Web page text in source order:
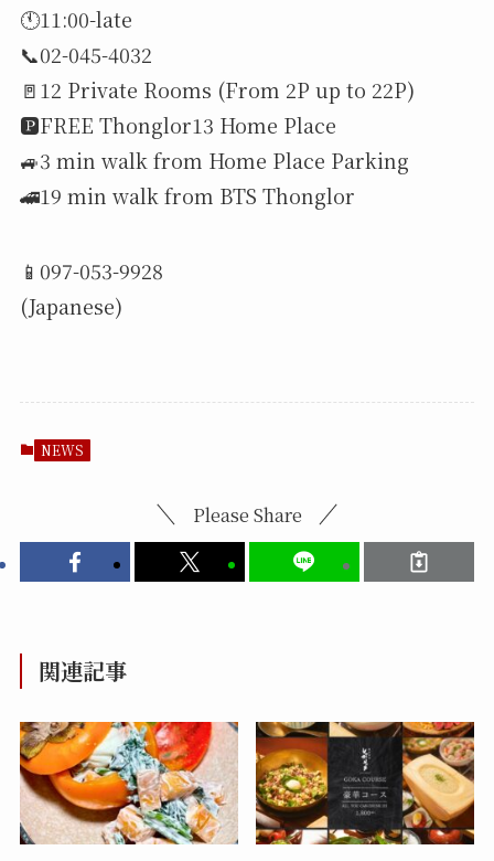
🕚11:00-late
📞02-045-4032
🚪12 Private Rooms (From 2P up to 22P)
🅿️FREE Thonglor13 Home Place
🚙3 min walk from Home Place Parking
🚄19 min walk from BTS Thonglor
📱097-053-9928
(Japanese)
NEWS
Please Share
関連記事